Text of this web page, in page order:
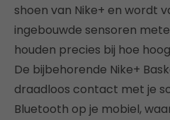
shoen van Nike+ en wordt
ingebouwde sensoren
houden precies bij hoe
De bijbehorende Nike+
draadloos contact met je
Bluetooth op je mobiel,